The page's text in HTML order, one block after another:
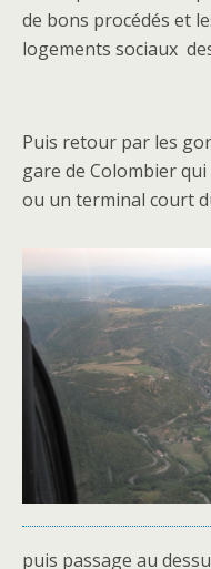
de bons procédés et
logements sociaux
Puis retour par les
gare de Colombier
ou un terminal court
puis passage au